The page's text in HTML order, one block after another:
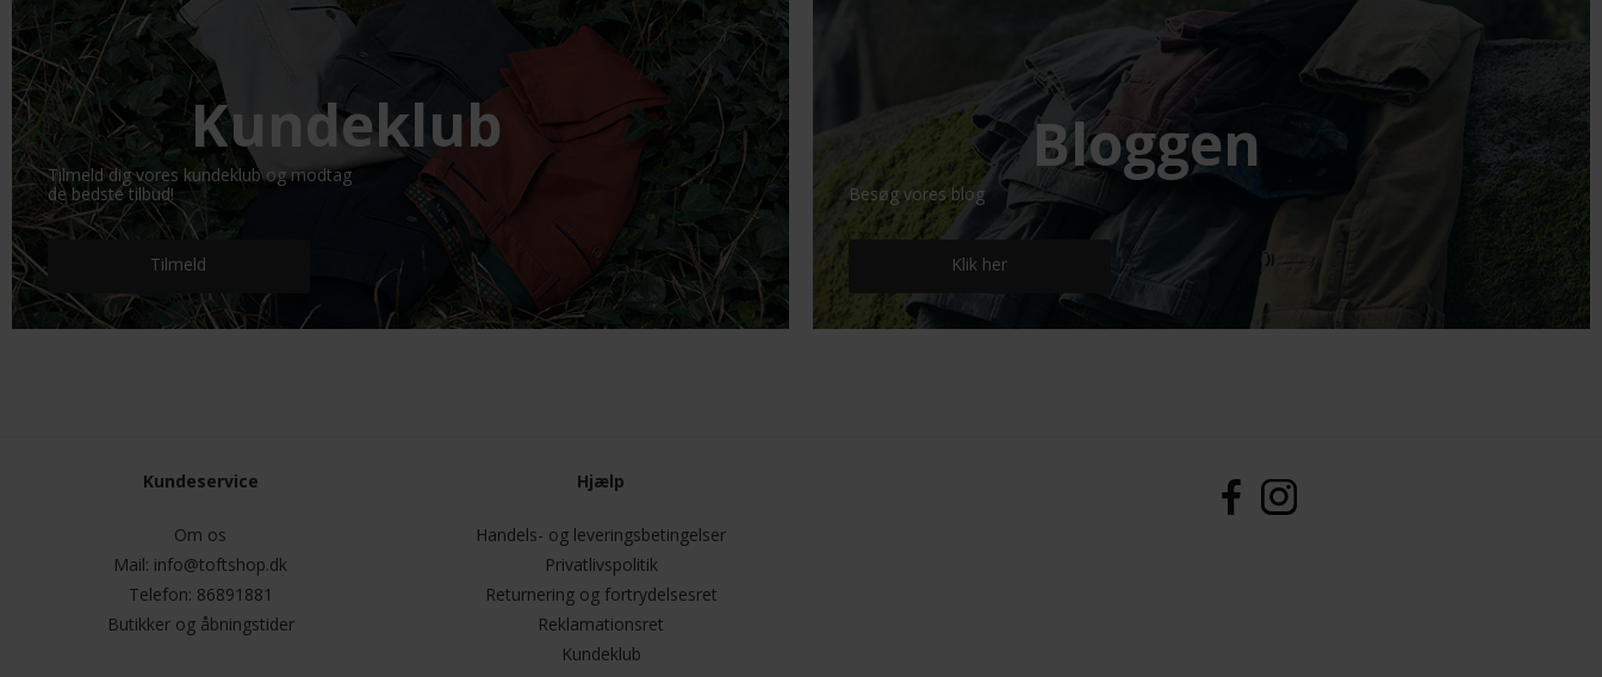
Kundeklub
Tilmeld dig vores kundeklub og modtag
de bedste tilbud!
Tilmeld
Bloggen
Besøg vores blog
Klik her
Kundeservice
Om os
Mail: info@toftshop.dk
Telefon: 86891881
Butikker og åbningstider
Hjælp
Handels- og leveringsbetingelser
Privatlivspolitik
Returnering og fortrydelsesret
Reklamationsret
Kundeklub